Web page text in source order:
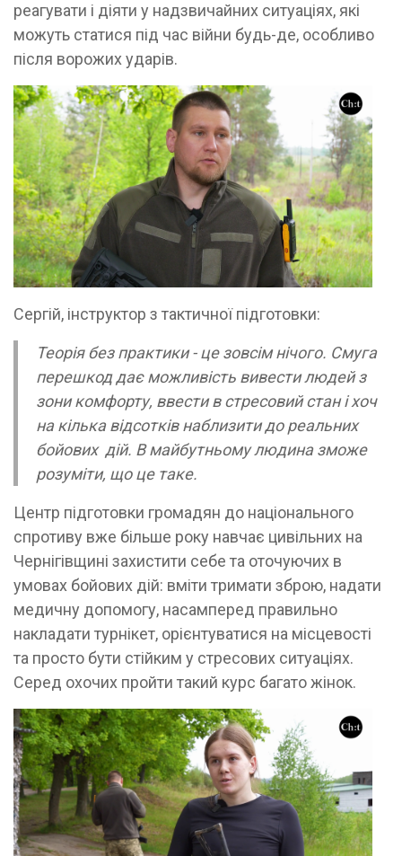
реагувати і діяти у надзвичайних ситуаціях, які
можуть статися під час війни будь-де, особливо
після ворожих ударів.
Сергій, інструктор з тактичної підготовки:
Теорія без практики - це зовсім нічого. Смуга
перешкод дає можливість вивести людей з
зони комфорту, ввести в стресовий стан і хоч
на кілька відсотків наблизити до реальних
бойових дій. В майбутньому людина зможе
розуміти, що це таке.
Центр підготовки громадян до національного
спротиву вже більше року навчає цивільних на
Чернігівщині захистити себе та оточуючих в
умовах бойових дій: вміти тримати зброю, надати
медичну допомогу, насамперед правильно
накладати турнікет, орієнтуватися на місцевості
та просто бути стійким у стресових ситуаціях.
Серед охочих пройти такий курс багато жінок.